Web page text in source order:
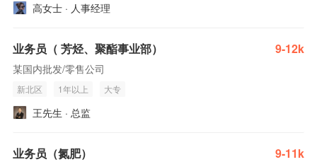
高女士 · 人事经理
业务员（ 芳烃、聚酯事业部） 9-12k
某国内批发/零售公司
新北区 1年以上 大专
王先生 · 总监
业务员（氮肥） 9-11k